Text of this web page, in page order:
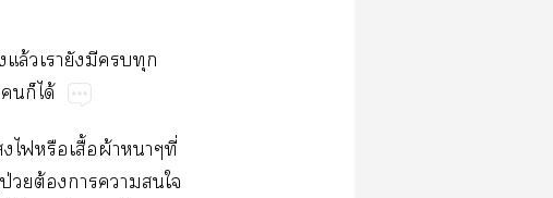
​​​​​​
ได้
​ผ้​ี่​
​ต้​​​​​